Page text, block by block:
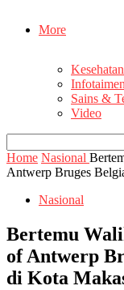
More
Sains &
Video
Home Nasional
Antwerp Bruges
Nasional
Bertemu
of Antwerp
di Kota